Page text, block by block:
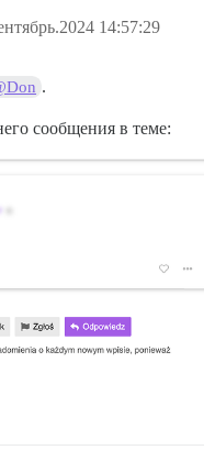
14:57:29
.
сообщения в теме: